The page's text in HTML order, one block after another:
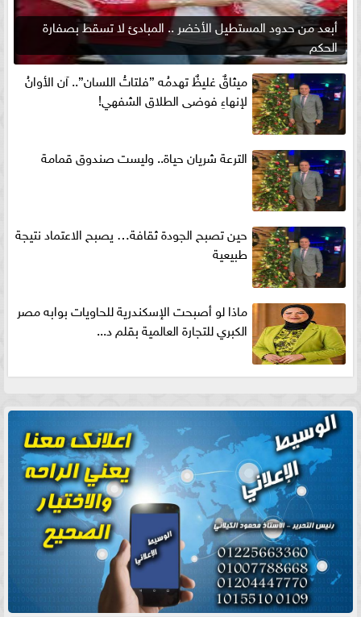
أبعد من حدود المستطيل الأخضر .. المبادئ لا تسقط بصفارة
الحكم
ميثاقٌ غليظٌ تهدمُه ”فلتاتُ اللسان”.. آن الأوانُ
لإنهاءِ فوضى الطلاق الشفهي!
الترعة شريان حياة.. وليست صندوق قمامة
حين تصبح الجودة ثقافة… يصبح الاعتماد نتيجة
طبيعية
ماذا لو أصبحت الإسكندرية للحاويات بوابه مصر
الكبري للتجارة العالمية بقلم د...